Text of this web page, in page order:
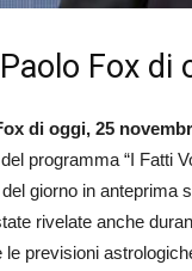
Fox di
di oggi, 25
programma “I Fatti
giorno in
rivelate anche
previsioni